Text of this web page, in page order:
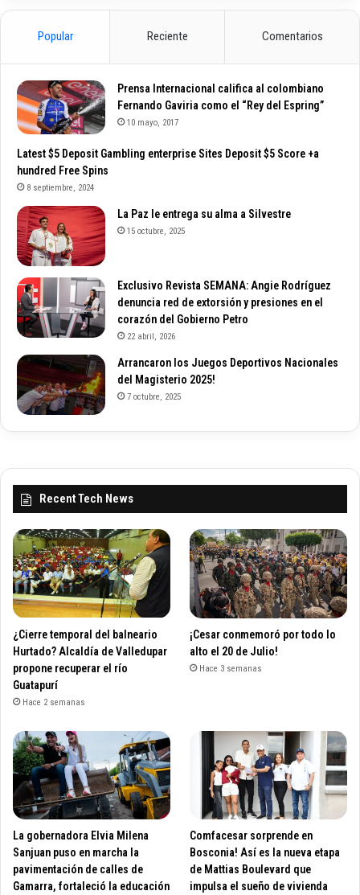
Popular Reciente Comentarios
Prensa Internacional califica al colombiano
Fernando Gaviria como el “Rey del Espring”
10 mayo, 2017
Latest $5 Deposit Gambling enterprise Sites Deposit $5 Score +a
hundred Free Spins
8 septiembre, 2024
La Paz le entrega su alma a Silvestre
15 octubre, 2025
Exclusivo Revista SEMANA: Angie Rodríguez
denuncia red de extorsión y presiones en el
corazón del Gobierno Petro
22 abril, 2026
Arrancaron los Juegos Deportivos Nacionales
del Magisterio 2025!
7 octubre, 2025
Recent Tech News
¿Cierre temporal del balneario
Hurtado? Alcaldía de Valledupar
propone recuperar el río
Guatapurí
Hace 2 semanas
¡Cesar conmemoró por todo lo
alto el 20 de Julio!
Hace 3 semanas
La gobernadora Elvia Milena
Sanjuan puso en marcha la
pavimentación de calles de
Gamarra, fortaleció la educación
Comfacesar sorprende en
Bosconia! Así es la nueva etapa
de Mattias Boulevard que
impulsa el sueño de vivienda